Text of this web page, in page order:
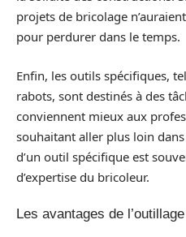
projets de bricolage
pour perdurer dans le temps.
Enfin, les outils spécifiques,
rabots, sont destinés à des
conviennent mieux aux
souhaitant aller plus loin
d’un outil spécifique est
d’expertise du bricoleur.
Les avantages de